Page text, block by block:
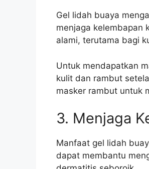
Gel lidah buaya
menjaga kelembapan
alami, terutama bagi
Untuk mendapatkan
kulit dan rambut
masker rambut untuk
3. Menjaga
Manfaat gel lidah
dapat membantu